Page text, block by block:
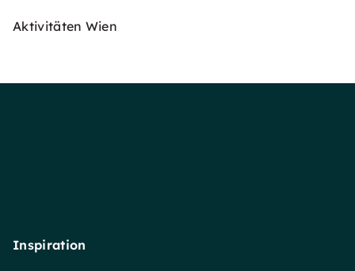
Aktivitäten Wien
Inspiration